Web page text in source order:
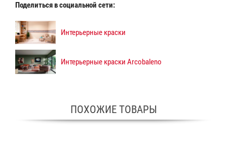
Поделиться в социальной сети:
Интерьерные краски
Интерьерные краски Arcobaleno
ПОХОЖИЕ ТОВАРЫ